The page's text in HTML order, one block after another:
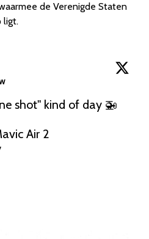
de Verenigde Staten
ligt.
shot" kind of day 🚁